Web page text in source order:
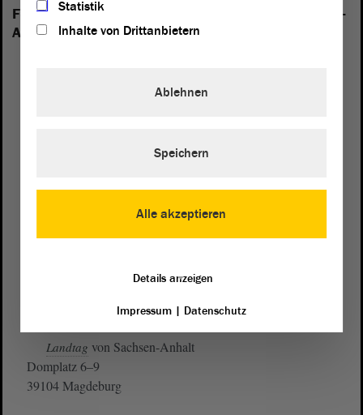
Folgende Fraktionen sind im Landtag von Sachsen-
Anhalt vertreten:
Landtag von Sachsen-Anhalt
Domplatz 6–9
39104 Magdeburg
Statistik
Inhalte von Drittanbietern
Alle akzeptieren
Ablehnen
Speichern
Details anzeigen
Impressum| Datenschutz